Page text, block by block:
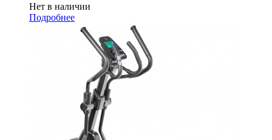
Нет в наличии
Подробнее